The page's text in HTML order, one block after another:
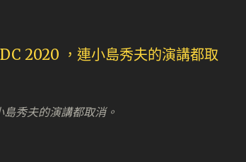
秀夫的演講都取消。